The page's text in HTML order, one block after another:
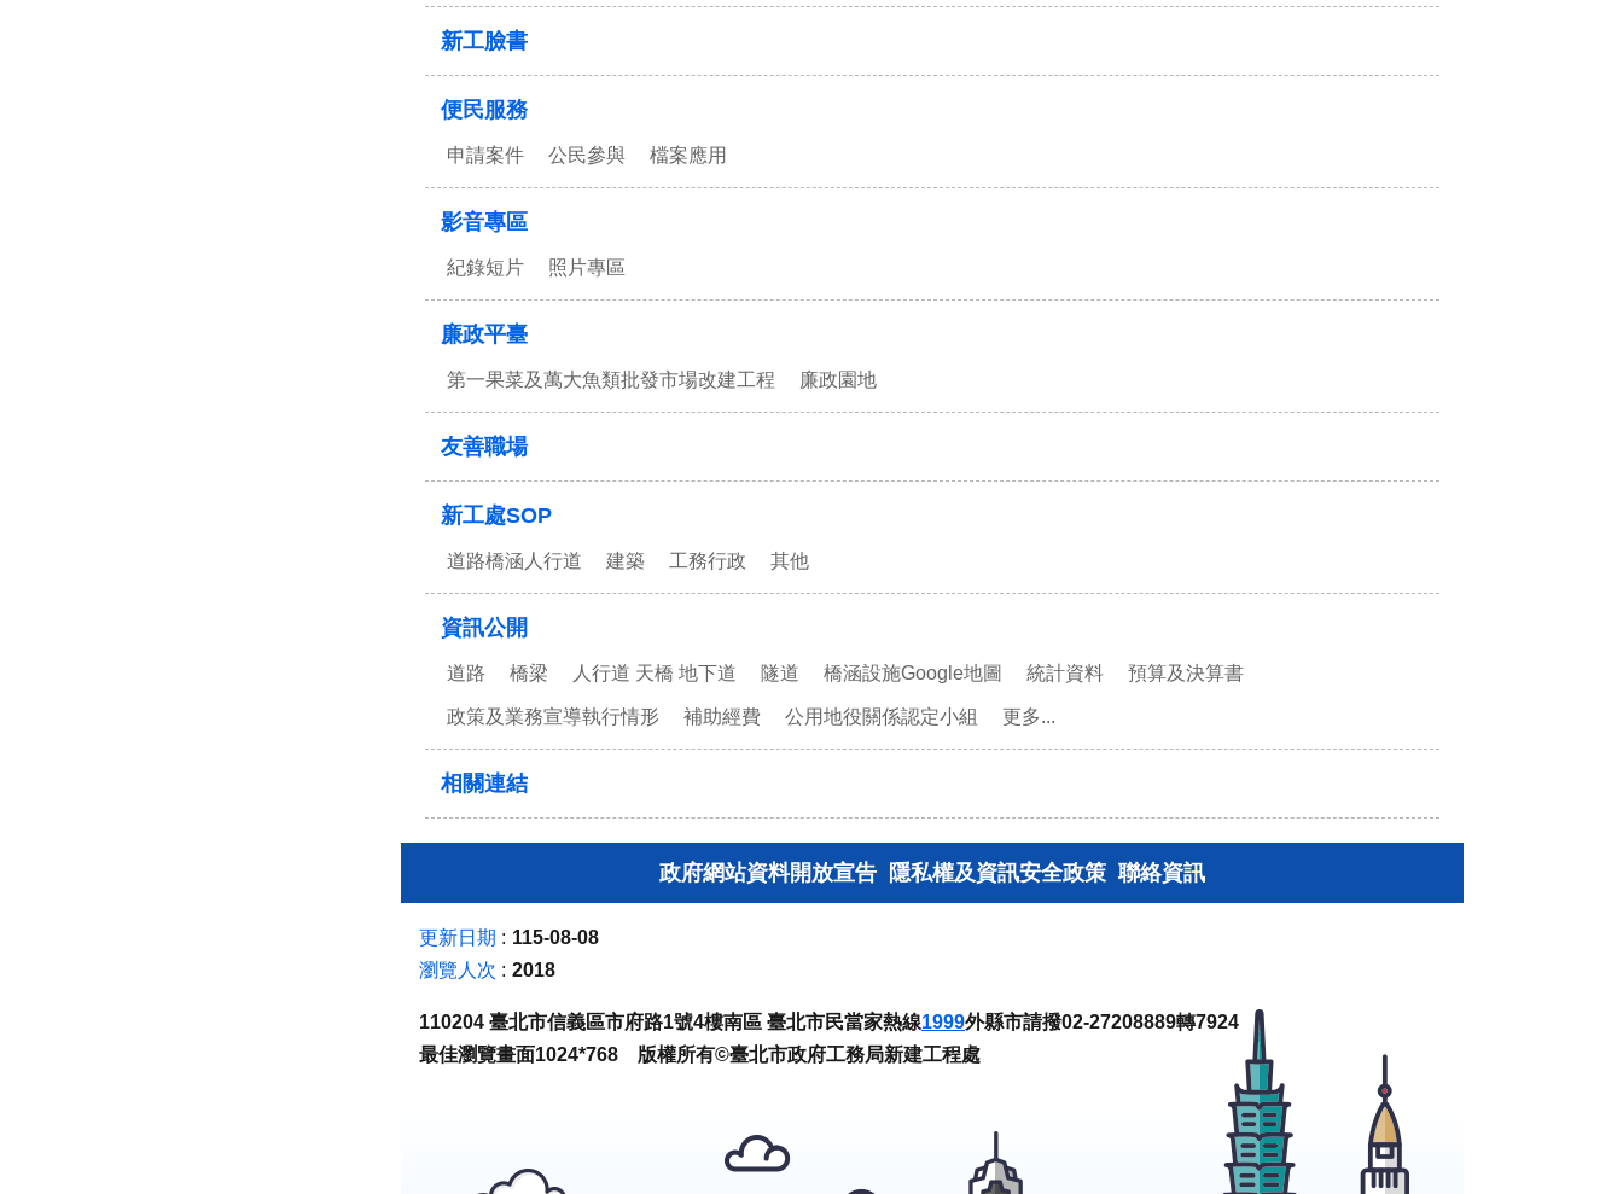
新工臉書
便民服務
申請案件 公民參與 檔案應用
影音專區
紀錄短片 照片專區
廉政平臺
第一果菜及萬大魚類批發市場改建工程 廉政園地
友善職場
新工處SOP
道路橋涵人行道 建築 工務行政 其他
資訊公開
道路 橋梁 人行道 天橋 地下道 隧道 橋涵設施Google地圖 統計資料 預算及決算書
政策及業務宣導執行情形 補助經費 公用地役關係認定小組 更多...
相關連結
政府網站資料開放宣告 隱私權及資訊安全政策 聯絡資訊
更新日期
115-08-08
瀏覽人次
2018
110204 臺北市信義區市府路1號4樓南區 臺北市民當家熱線1999外縣市請撥02-27208889轉7924
最佳瀏覽畫面1024*768 版權所有©臺北市政府工務局新建工程處